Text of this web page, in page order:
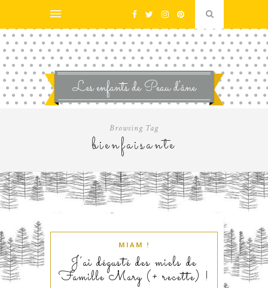
Browsing Tag
bienfaisante
MIAM !
J’ai dégusté des miels de
Famille Mary (+ recette) !